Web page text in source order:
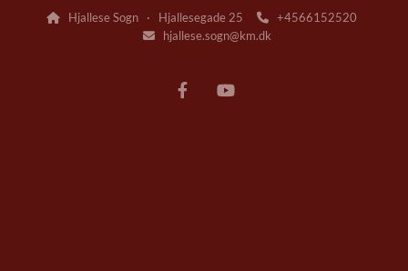
Hjallese Sogn · Hjallesegade 25 +4566152520
hjallese.sogn@km.dk